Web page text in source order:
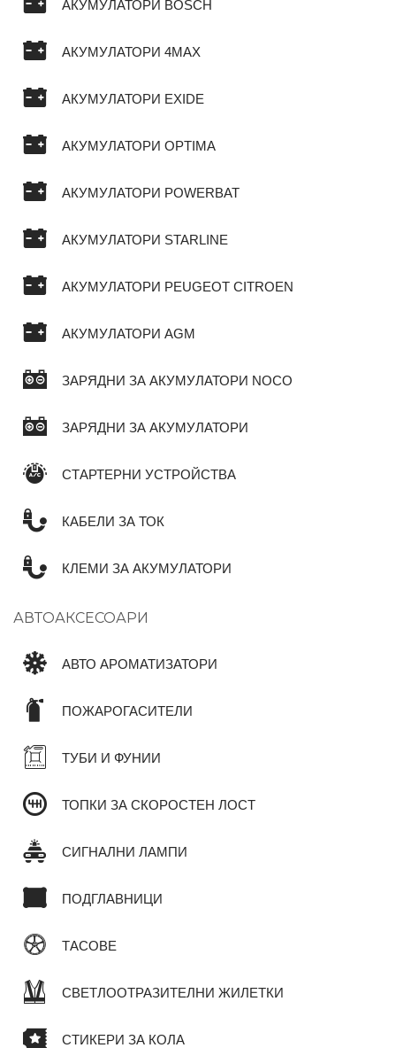
АКУМУЛАТОРИ BOSCH
АКУМУЛАТОРИ 4MAX
АКУМУЛАТОРИ EXIDE
АКУМУЛАТОРИ OPTIMA
АКУМУЛАТОРИ POWERBAT
АКУМУЛАТОРИ STARLINE
АКУМУЛАТОРИ PEUGEOT CITROEN
АКУМУЛАТОРИ AGM
ЗАРЯДНИ ЗА АКУМУЛАТОРИ NOCO
ЗАРЯДНИ ЗА АКУМУЛАТОРИ
СТАРТЕРНИ УСТРОЙСТВА
КАБЕЛИ ЗА ТОК
КЛЕМИ ЗА АКУМУЛАТОРИ
АВТОАКСЕСОАРИ
АВТО АРОМАТИЗАТОРИ
ПОЖАРОГАСИТЕЛИ
ТУБИ И ФУНИИ
ТОПКИ ЗА СКОРОСТЕН ЛОСТ
СИГНАЛНИ ЛАМПИ
ПОДГЛАВНИЦИ
ТАСОВЕ
СВЕТЛООТРАЗИТЕЛНИ ЖИЛЕТКИ
СТИКЕРИ ЗА КОЛА